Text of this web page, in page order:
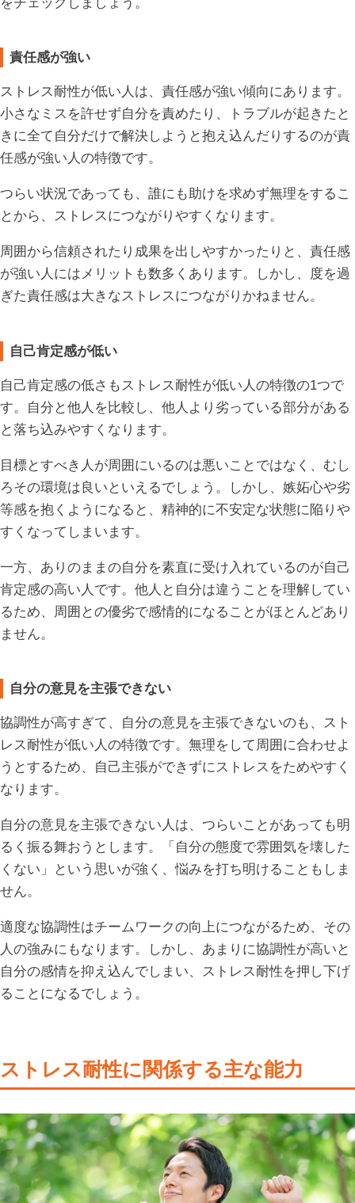
責任感が強い
ストレス耐性が低い人は、責任感が強い傾向にあります。
小さなミスを許せず自分を責めたり、トラブルが起きたと
きに全て自分だけで解決しようと抱え込んだりするのが責
任感が強い人の特徴です。
つらい状況であっても、誰にも助けを求めず無理をするこ
とから、ストレスにつながりやすくなります。
周囲から信頼されたり成果を出しやすかったりと、責任感
が強い人にはメリットも数多くあります。しかし、度を過
ぎた責任感は大きなストレスにつながりかねません。
自己肯定感が低い
自己肯定感の低さもストレス耐性が低い人の特徴の1つで
す。自分と他人を比較し、他人より劣っている部分がある
と落ち込みやすくなります。
目標とすべき人が周囲にいるのは悪いことではなく、むし
ろその環境は良いといえるでしょう。しかし、嫉妬心や劣
等感を抱くようになると、精神的に不安定な状態に陥りや
すくなってしまいます。
一方、ありのままの自分を素直に受け入れているのが自己
肯定感の高い人です。他人と自分は違うことを理解してい
るため、周囲との優劣で感情的になることがほとんどあり
ません。
自分の意見を主張できない
協調性が高すぎて、自分の意見を主張できないのも、スト
レス耐性が低い人の特徴です。無理をして周囲に合わせよ
うとするため、自己主張ができずにストレスをためやすく
なります。
自分の意見を主張できない人は、つらいことがあっても明
るく振る舞おうとします。「自分の態度で雰囲気を壊した
くない」という思いが強く、悩みを打ち明けることもしま
せん。
適度な協調性はチームワークの向上につながるため、その
人の強みにもなります。しかし、あまりに協調性が高いと
自分の感情を抑え込んでしまい、ストレス耐性を押し下げ
ることになるでしょう。
ストレス耐性に関係する主な能力